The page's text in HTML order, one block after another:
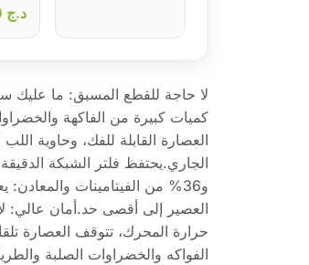
de
د.ج
لا حاجة للقطع المسبق: ما عليك
كميات كبيرة من الفاكهة
و36% من الفيتامينات
العصير إلى أقصى حد.أمان عالي:
حرارة المحرك، تتوقف العصارة
الفواكه والخضراوات الصلبة